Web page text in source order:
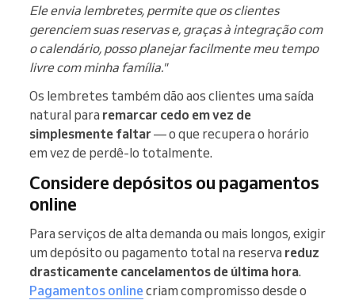
Ele envia lembretes, permite que os clientes
gerenciem suas reservas e, graças à integração com
o calendário, posso planejar facilmente meu tempo
livre com minha família."
Os lembretes também dão aos clientes uma saída
natural para remarcar cedo em vez de
simplesmente faltar— o que recupera o horário
em vez de perdê-lo totalmente.
Considere depósitos ou pagamentos
online
Para serviços de alta demanda ou mais longos, exigir
um depósito ou pagamento total na reserva reduz
drasticamente cancelamentos de última hora.
Pagamentos online criam compromisso desde o